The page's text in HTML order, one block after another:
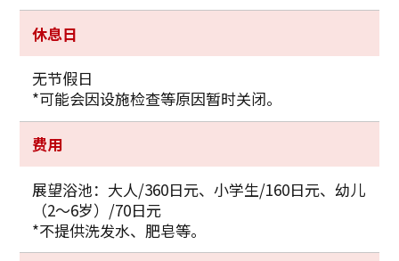
休息日
无节假日
*可能会因设施检查等原因暂时关闭。
费用
展望浴池：大人/360日元、小学生/160日元、幼儿
（2～6岁）/70日元
*不提供洗发水、肥皂等。